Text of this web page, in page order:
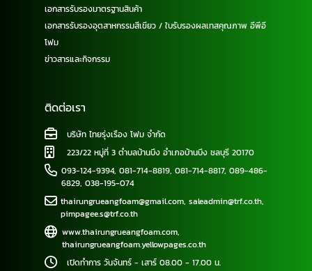
เอกสารรับรองมาตรฐานสินค้า
เอกสารรับรองอุตสาหกรรมสีเขียว / ใบรับรองผลเทสคุณภาพ อีพีอี
โฟม
ข่าวสารและกิจกรรม
ติดต่อเรา
บริษัท ไทยรุ่งเรือง โฟม จำกัด
223/22 หมู่ที่ 3 ตำบลบ้านบึง อำเภอบ้านบึง ชลบุรี 20170
093-124-9394, 081-714-8819, 081-714-8817, 089-486-
6829, 038-195-074
thairungrueangfoam@gmail.com,saleadmin@trf.co.th,
pimpagee.s@trf.co.th
www.thairungrueangfoam.com,
thairungrueangfoam.yellowpages.co.th
เปิดทำการ วันจันทร์ - เสาร์ 08.00 - 17.00 น.